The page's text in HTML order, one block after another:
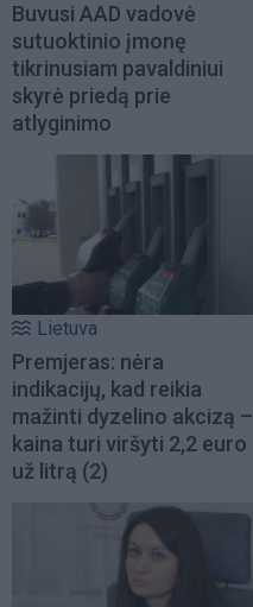
Buvusi AAD vadovė
sutuoktinio įmonę
tikrinusiam pavaldiniui
skyrė priedą prie
atlyginimo
Lietuva
Premjeras: nėra
indikacijų, kad reikia
mažinti dyzelino akcizą –
kaina turi viršyti 2,2 euro
už litrą (2)